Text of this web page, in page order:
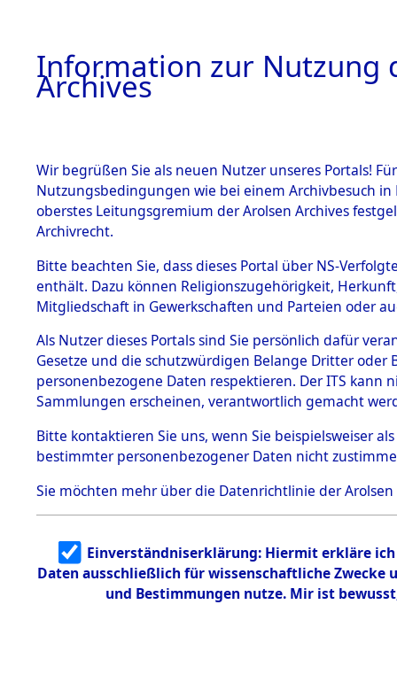
BESTÄNDE
1.
mente
5. Verschiedenes
5.3
Todesmärsche
5.3.1 Alliierte
Erhebungen
zu
Todesmärsch
en
5.3.2
Identifizierun
g
5.3.3
Todesmärsch
0001
Information zur Nutzung
Archives
Wir begrüßen Sie als neuen Nutzer unseres Portals!
Nutzungsbedingungen wie bei einem Archivbesuch
oberstes Leitungsgremium der Arolsen Archives
Archivrecht.
Bitte beachten Sie, dass dieses Portal über NS-
enthält. Dazu können Religionszugehörigkeit,
Mitgliedschaft in Gewerkschaften und Parteien oder
Als Nutzer dieses Portals sind Sie persönlich dafür
Gesetze und die schutzwürdigen Belange Dritter
personenbezogene Daten respektieren. Der ITS
Sammlungen erscheinen, verantwortlich gemacht
Bitte kontaktieren Sie uns, wenn Sie beispielsweiser
bestimmter personenbezogener Daten nicht
Sie möchten mehr über die Datenrichtlinie der Arolsen
Einverständniserklärung: Hiermit erkläre
Daten ausschließlich für wissenschaftliche
und Bestimmungen nutze. Mir ist